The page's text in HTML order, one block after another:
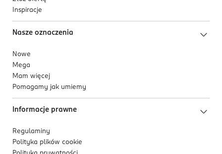
Inspiracje
Nasze oznaczenia
Nowe
Mega
Mam więcej
Pomagamy jak umiemy
Informacje prawne
Regulaminy
Polityka plików cookie